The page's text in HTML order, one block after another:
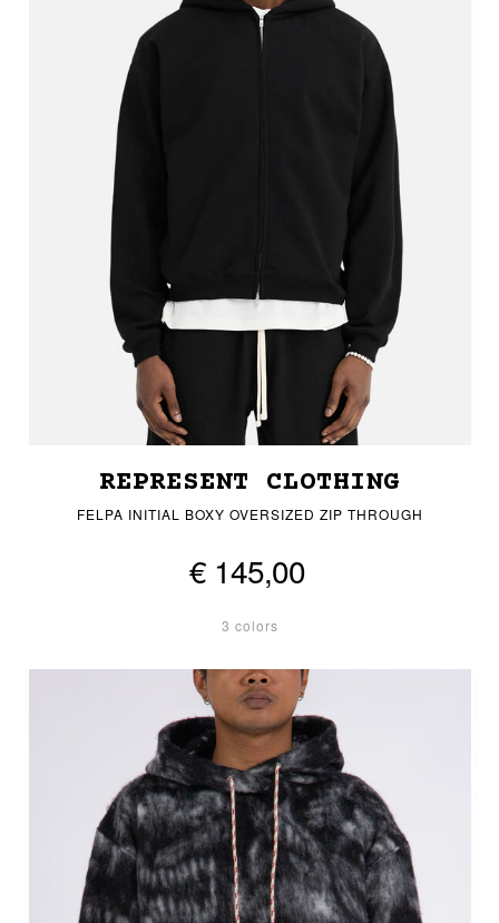
REPRESENT CLOTHING
FELPA INITIAL BOXY OVERSIZED ZIP THROUGH
€ 145,00
3 colors